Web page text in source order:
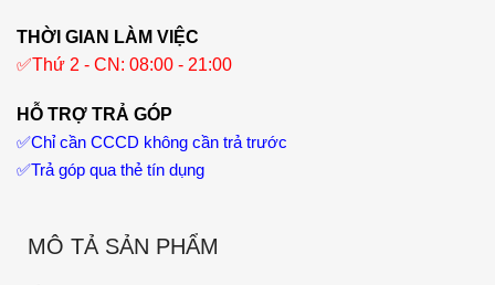
THỜI GIAN LÀM VIỆC
✅Thứ 2 - CN: 08:00 - 21:00
HỖ TRỢ TRẢ GÓP
✅Chỉ cần CCCD không cần trả trước
✅Trả góp qua thẻ tín dụng
MÔ TẢ SẢN PHẨM